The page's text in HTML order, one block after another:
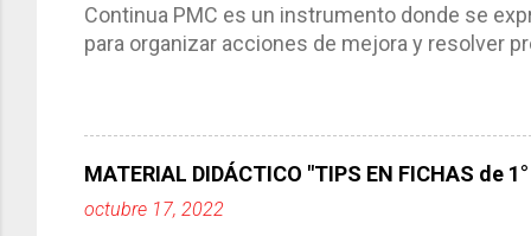
Continua PMC es un instrumento donde se
para organizar acciones de mejora y resolver
problemáticas escolares de manera priorizada
PROGRAMA DE MEJORA CONTINUA
comunidad educativa. *Enmarcarse en una
MATERIAL DIDÁCTICO "TIPS EN FICHAS de
octubre 17, 2022